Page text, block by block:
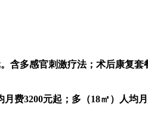
多感官刺激疗法；术后康复套
3200元起；多（18㎡）人均